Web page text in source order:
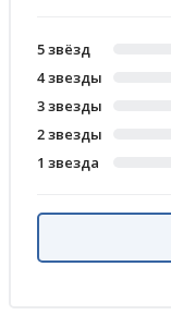
5 звёзд
4 звезды
3 звезды
2 звезды
1 звезда